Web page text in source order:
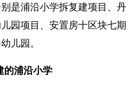
是浦沿小学拆复建项目、丹
园项目、安置房十区块七期
儿园。
的浦沿小学